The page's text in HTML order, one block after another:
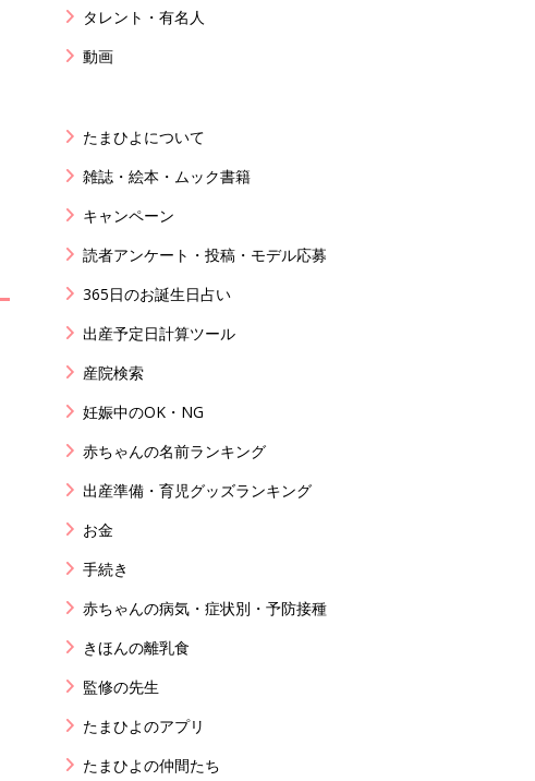
タレント・有名人
動画
たまひよについて
雑誌・絵本・ムック書籍
キャンペーン
読者アンケート・投稿・モデル応募
365日のお誕生日占い
出産予定日計算ツール
産院検索
妊娠中のOK・NG
赤ちゃんの名前ランキング
出産準備・育児グッズランキング
お金
手続き
赤ちゃんの病気・症状別・予防接種
きほんの離乳食
監修の先生
たまひよのアプリ
たまひよの仲間たち